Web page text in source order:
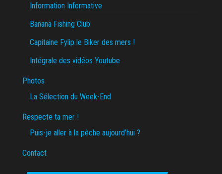
Information Informative
Banana Fishing Club
Capitaine Fylip le Biker des mers !
Intégrale des vidéos Youtube
Photos
La Sélection du Week-End
Respecte ta mer !
Puis-je aller à la pêche aujourd’hui ?
Contact